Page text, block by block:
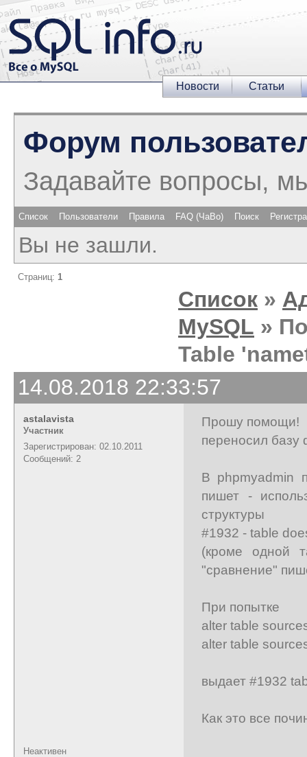
Новости Статьи
Форум
Задавайте вопросы,
Список Пользователи Правила FAQ (ЧаВо) Поиск
Вы не зашли.
Страниц: 1
Список »
MySQL »
Table
14.08.2018 22:33:57
astalavista
Участник
Зарегистрирован: 02.10.2011
Сообщений: 2
Прошу помощи!
переносил базу
В phpmyadmin
пишет -
структуры
#1932 - table
(кроме одной
"сравнение"
При попытке
alter table
alter table
выдает #1932
Как это все
Неактивен